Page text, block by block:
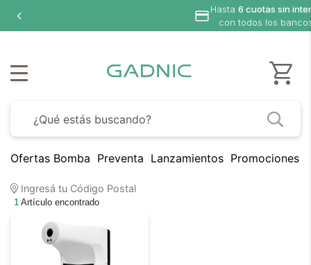
Hasta 6 cuotas sin
con todos los
Ofertas Bomba Preventa Lanzamientos Promociones
Ingresá tu Código Postal
1 Artículo encontrado